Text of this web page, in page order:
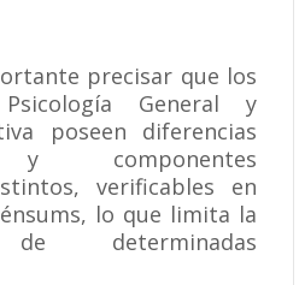
precisar que los
General y
poseen diferencias
y componentes
verificables en
lo que limita la
de determinadas